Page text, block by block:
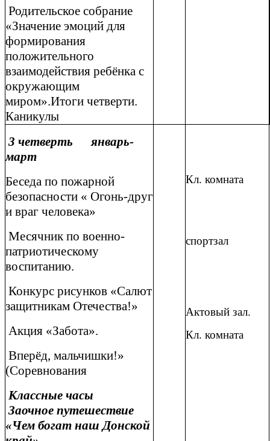
Родительское собрание
«Значение эмоций для
формирования
положительного
взаимодействия ребёнка с
окружающим
миром».Итоги четверти.
Каникулы
3 четверть январь-
март
Беседа по пожарной
безопасности « Огонь-друг
и враг человека»
Месячник по военно-
патриотическому
воспитанию.
Конкурс рисунков «Салют
защитникам Отечества!»
Акция «Забота».
Вперёд, мальчишки!»
(Соревнования
Классные часы
Заочное путешествие
«Чем богат наш Донской
Кл. комната
спортзал
Актовый зал.
Кл. комната